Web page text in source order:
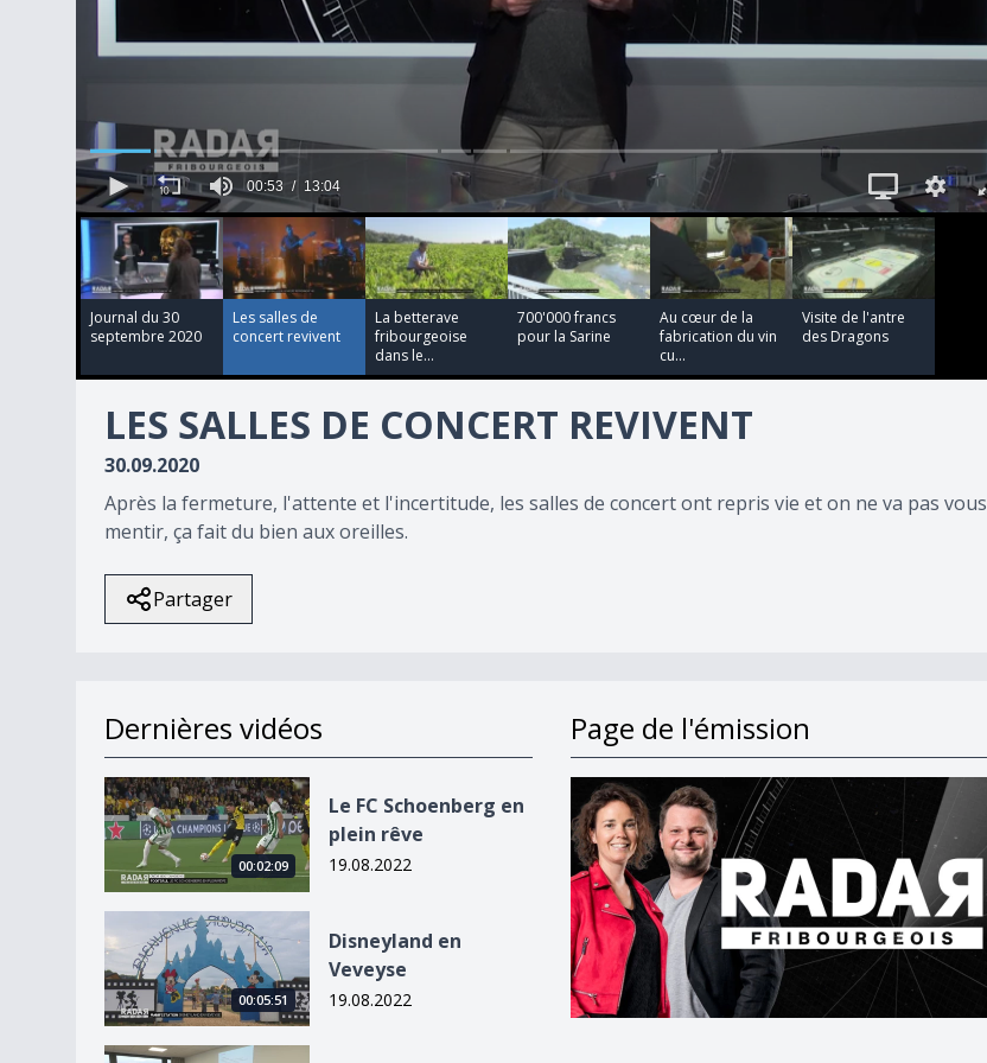
53
seconds
of
13
minutes,
secondsVolume
00:53 13:04
Journal du 30
septembre 2020
00:04:03
Les salles de
concert revivent
00:00:27
La betterave
fribourgeoise
dans le...
00:00:31
700'000 francs
pour la Sarine
00:02:59
Au cœur de la
fabrication du vin
cu...
Visite de l'antre
des Dragons
LES SALLES DE CONCERT REVIVENT
30.09.2020
Après la fermeture, l'attente et l'incertitude, les salles de concert ont repris vie et on ne va pas vous
mentir, ça fait du bien aux oreilles.
Partager
Dernières vidéos
Le FC Schoenberg en plein rêve
00:02:09
Le FC Schoenberg en
plein rêve
19.08.2022
Disneyland en Veveyse
00:05:51
Disneyland en
Veveyse
19.08.2022
Page de l'émission